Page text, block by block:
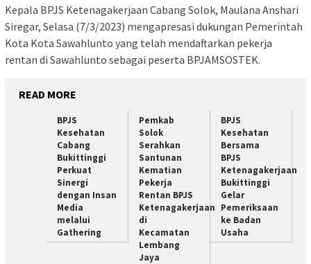
Kepala BPJS Ketenagakerjaan Cabang Solok, Maulana Anshari
Siregar, Selasa (7/3/2023) mengapresasi dukungan Pemerintah
Kota Kota Sawahlunto yang telah mendaftarkan pekerja
rentan di Sawahlunto sebagai peserta BPJAMSOSTEK.
READ MORE
BPJS
Kesehatan
Cabang
Bukittinggi
Perkuat
Sinergi
dengan Insan
Media
melalui
Gathering
Pemkab
Solok
Serahkan
Santunan
Kematian
Pekerja
Rentan BPJS
Ketenagakerjaan
di
Kecamatan
Lembang
Jaya
BPJS
Kesehatan
Bersama
BPJS
Ketenagakerjaan
Bukittinggi
Gelar
Pemeriksaan
ke Badan
Usaha